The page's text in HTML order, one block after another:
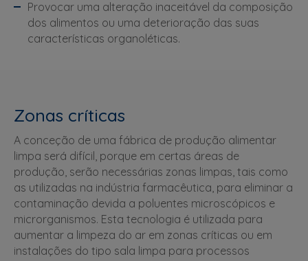
Provocar uma alteração inaceitável da composição
dos alimentos ou uma deterioração das suas
características organoléticas.
Zonas críticas
A conceção de uma fábrica de produção alimentar
limpa será difícil, porque em certas áreas de
produção, serão necessárias zonas limpas, tais como
as utilizadas na indústria farmacêutica, para eliminar a
contaminação devida a poluentes microscópicos e
microrganismos. Esta tecnologia é utilizada para
aumentar a limpeza do ar em zonas críticas ou em
instalações do tipo sala limpa para processos